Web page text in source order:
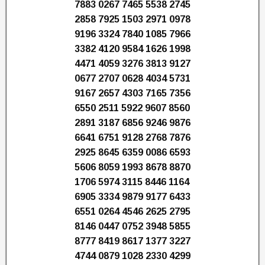
7883 0267 7465 5538 2745
2858 7925 1503 2971 0978
9196 3324 7840 1085 7966
3382 4120 9584 1626 1998
4471 4059 3276 3813 9127
0677 2707 0628 4034 5731
9167 2657 4303 7165 7356
6550 2511 5922 9607 8560
2891 3187 6856 9246 9876
6641 6751 9128 2768 7876
2925 8645 6359 0086 6593
5606 8059 1993 8678 8870
1706 5974 3115 8446 1164
6905 3334 9879 9177 6433
6551 0264 4546 2625 2795
8146 0447 0752 3948 5855
8777 8419 8617 1377 3227
4744 0879 1028 2330 4299